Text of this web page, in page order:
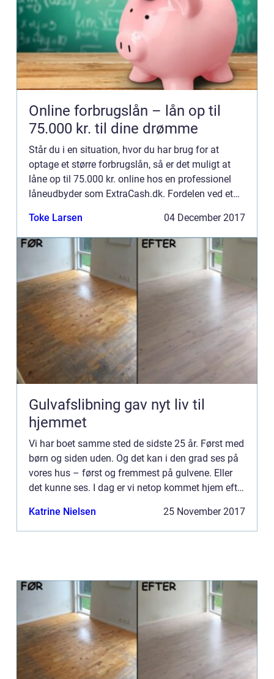
Online forbrugslån – lån op til
75.000 kr. til dine drømme
Står du i en situation, hvor du har brug for at
optage et større forbrugslån, så er det muligt at
låne op til 75.000 kr. online hos en professionel
låneudbyder som ExtraCash.dk. Fordelen ved et
Toke Larsen 04 December 2017
Gulvafslibning gav nyt liv til
hjemmet
Vi har boet samme sted de sidste 25 år. Først med
børn og siden uden. Og det kan i den grad ses på
vores hus – først og fremmest på gulvene. Eller
det kunne ses. I dag er vi netop kommet hjem efter
Katrine Nielsen 25 November 2017